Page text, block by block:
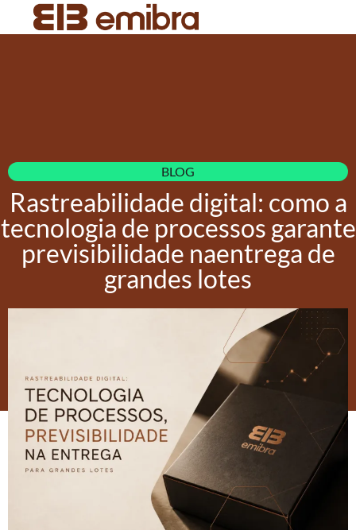
BLOG
Rastreabilidade digital: como a
tecnologia de processos garante
previsibilidade naentrega de
grandes lotes